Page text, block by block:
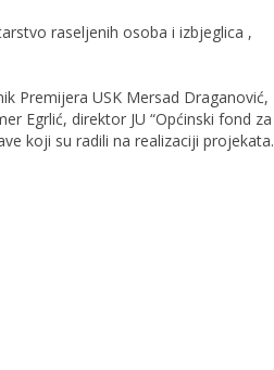
raseljenih osoba i izbjeglica ,
Premijera USK Mersad Draganović,
Egrlić, direktor JU “Općinski fond za
koji su radili na realizaciji projekata.